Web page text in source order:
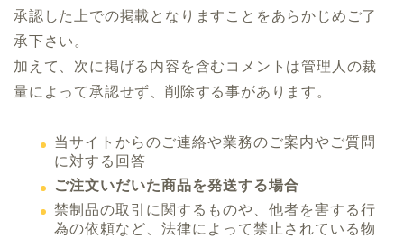
承認した上での掲載となりますことをあらかじめご了
承下さい。
加えて、次に掲げる内容を含むコメントは管理人の裁
量によって承認せず、削除する事があります。
当サイトからのご連絡や業務のご案内やご質問
に対する回答
ご注文いだいた商品を発送する場合
禁制品の取引に関するものや、他者を害する行
為の依頼など、法律によって禁止されている物